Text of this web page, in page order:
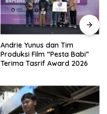
Kapolresta Banda Aceh dan
Kasat Narkoba Diperiksa
Diperiksa Mabes Polri, Kasus